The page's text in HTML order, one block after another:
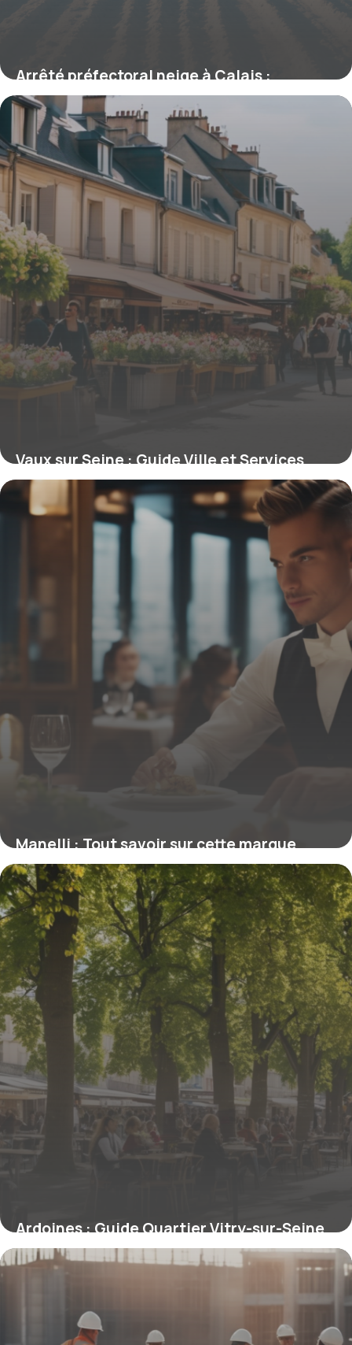
Arrêté préfectoral neige à Calais :
mesures et impacts sur la circulation
4 décembre 2025
Vaux sur Seine : Guide Ville et Services
1 décembre 2025
Manelli : Tout savoir sur cette marque
25 novembre 2025
Ardoines : Guide Quartier Vitry-sur-Seine
14 novembre 2025